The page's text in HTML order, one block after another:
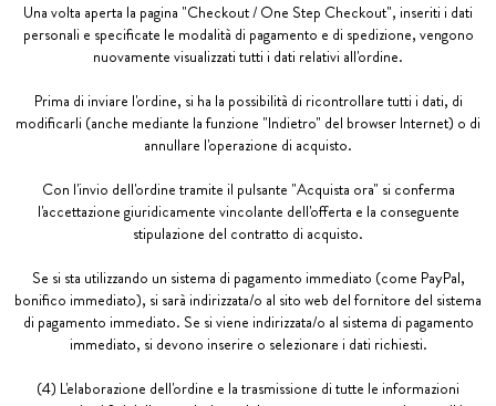
Una volta aperta la pagina "Checkout / One Step Checkout", inseriti i dati
personali e specificate le modalità di pagamento e di spedizione, vengono
nuovamente visualizzati tutti i dati relativi all'ordine.
Prima di inviare l'ordine, si ha la possibilità di ricontrollare tutti i dati, di
modificarli (anche mediante la funzione "Indietro" del browser Internet) o di
annullare l'operazione di acquisto.
Con l'invio dell'ordine tramite il pulsante "Acquista ora" si conferma
l'accettazione giuridicamente vincolante dell'offerta e la conseguente
stipulazione del contratto di acquisto.
Se si sta utilizzando un sistema di pagamento immediato (come PayPal,
bonifico immediato), si sarà indirizzata/o al sito web del fornitore del sistema
di pagamento immediato. Se si viene indirizzata/o al sistema di pagamento
immediato, si devono inserire o selezionare i dati richiesti.
(4) L'elaborazione dell'ordine e la trasmissione di tutte le informazioni